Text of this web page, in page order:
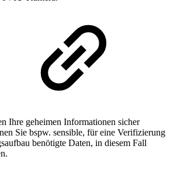
Ihre geheimen Informationen sicher
Sie bspw. sensible, für eine Verifizierung
benötigte Daten, in diesem Fall